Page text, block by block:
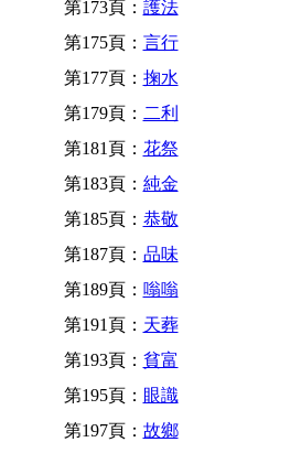
第173頁： 護法
第175頁： 言行
第177頁： 掬水
第179頁： 二利
第181頁： 花祭
第183頁： 純金
第185頁： 恭敬
第187頁： 品味
第189頁： 嗡嗡
第191頁： 天葬
第193頁： 貧富
第195頁： 眼識
第197頁： 故鄉